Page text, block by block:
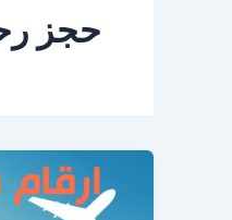
حجز